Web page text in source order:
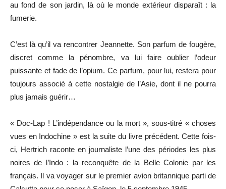
au fond de son jardin, là où le monde extérieur disparaît : la
fumerie.
C’est là qu’il va rencontrer Jeannette. Son parfum de fougère,
discret comme la pénombre, va lui faire oublier l’odeur
puissante et fade de l’opium. Ce parfum, pour lui, restera pour
toujours associé à cette nostalgie de l’Asie, dont il ne pourra
plus jamais guérir…
« Doc-Lap ! L’indépendance ou la mort », sous-titré « choses
vues en Indochine » est la suite du livre précédent. Cette fois-
ci, Hertrich raconte en journaliste l’une des périodes les plus
noires de l’Indo : la reconquête de la Belle Colonie par les
français. Il va voyager sur le premier avion britannique parti de